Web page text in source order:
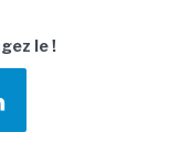
le !